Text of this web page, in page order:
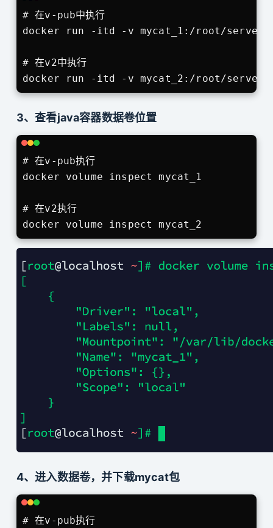
# 在v-pub中执行
docker run -itd -v mycat_1:/root/server
# 在v2中执行
docker run -itd -v mycat_2:/root/server
3、查看java容器数据卷位置
# 在v-pub执行
docker volume inspect mycat_1
# 在v2执行
docker volume inspect mycat_2
4、进入数据卷，并下载mycat包
# 在v-pub执行